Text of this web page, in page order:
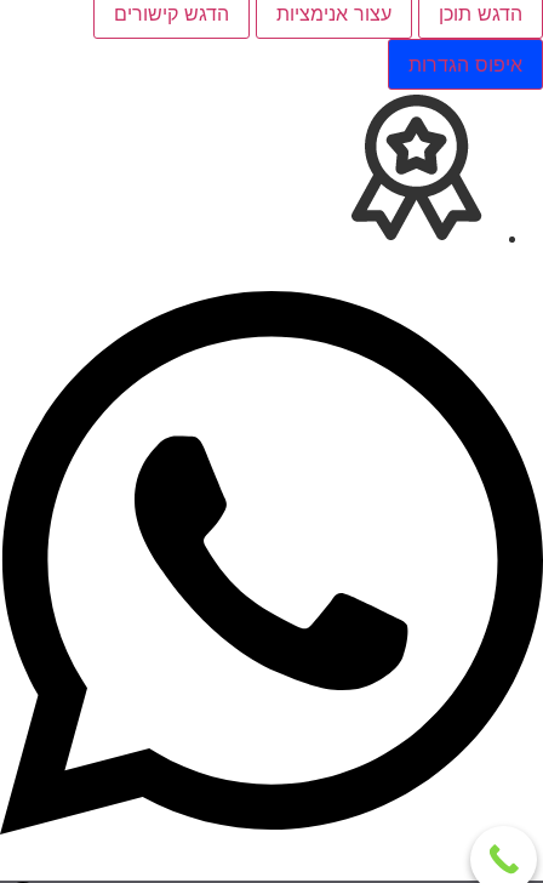
הדגש תוכן עצור אנימציות הדגש קישורים
איפוס הגדרות